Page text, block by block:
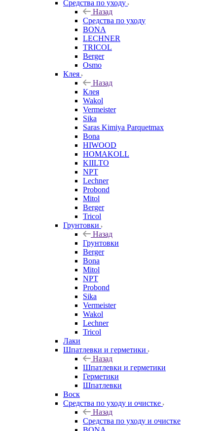
Средства по уходу
Назад
Средства по уходу
BONA
LECHNER
TRICOL
Berger
Osmo
Клея
Назад
Клея
Wakol
Vermeister
Sika
Saras Kimiya Parquetmax
Bona
HIWOOD
HOMAKOLL
KIILTO
NPT
Lechner
Probond
Mitol
Berger
Tricol
Грунтовки
Назад
Грунтовки
Berger
Bona
Mitol
NPT
Probond
Sika
Vermeister
Wakol
Lechner
Tricol
Лаки
Шпатлевки и герметики
Назад
Шпатлевки и герметики
Герметики
Шпатлевки
Воск
Средства по уходу и очистке
Назад
Средства по уходу и очистке